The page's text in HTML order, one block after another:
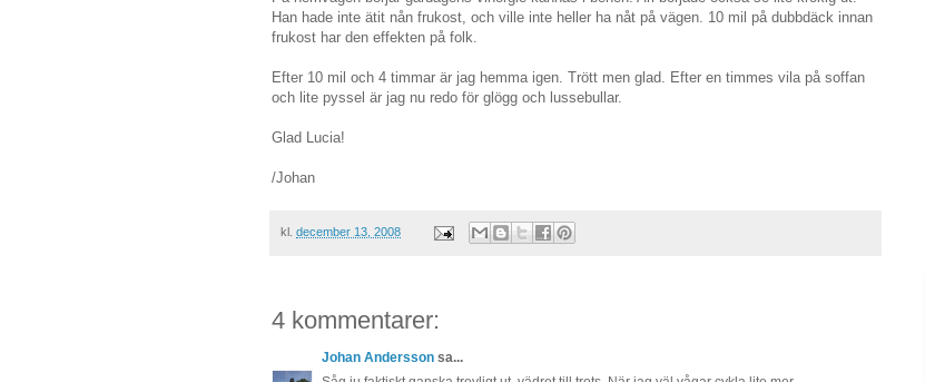
Han hade inte ätit nån frukost, och ville inte heller ha nåt på vägen. 10 mil på dubbdäck innan
frukost har den effekten på folk.
Efter 10 mil och 4 timmar är jag hemma igen. Trött men glad. Efter en timmes vila på soffan
och lite pyssel är jag nu redo för glögg och lussebullar.
Glad Lucia!
/Johan
kl. december 13, 2008
4 kommentarer:
Johan Andersson sa...